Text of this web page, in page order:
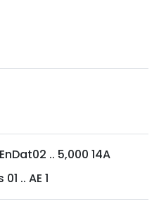
.. 5,000 14A
.. AE 1